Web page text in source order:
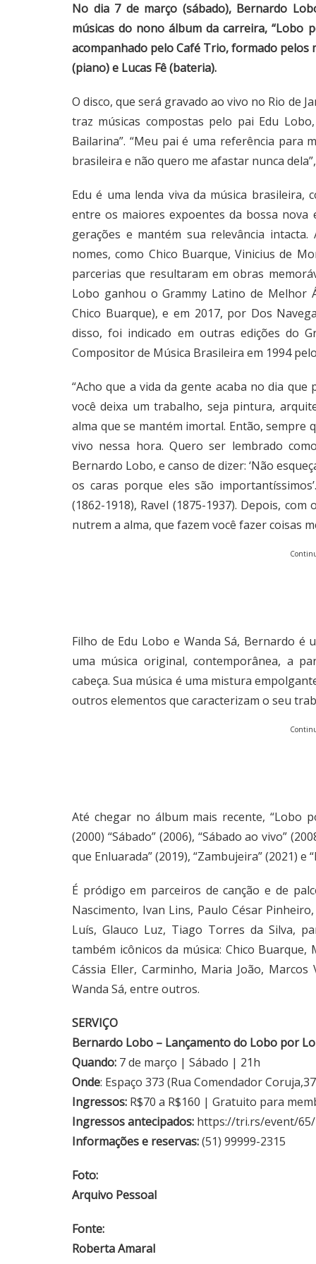
No dia 7 de março (sábado), Bernardo
músicas do nono álbum da carreira, “Lobo
acompanhado pelo Café Trio, formado pelos
(piano) e Lucas Fê (bateria).
O disco, que será gravado ao vivo no Rio de
traz músicas compostas pelo pai Edu Lobo,
Bailarina”. “Meu pai é uma referência para
brasileira e não quero me afastar nunca
Edu é uma lenda viva da música brasileira,
entre os maiores expoentes da bossa nova
gerações e mantém sua relevância
nomes, como Chico Buarque, Vinicius de
parcerias que resultaram em obras
Lobo ganhou o Grammy Latino de Melhor
Chico Buarque), e em 2017, por Dos
disso, foi indicado em outras edições do
Compositor de Música Brasileira em 1994
“Acho que a vida da gente acaba no dia
você deixa um trabalho, seja pintura,
alma que se mantém imortal. Então, sempre
vivo nessa hora. Quero ser lembrado
Bernardo Lobo, e canso de dizer: ‘Não
os caras porque eles são
(1862-1918), Ravel (1875-1937). Depois,
nutrem a alma, que fazem você fazer coisas
Filho de Edu Lobo e Wanda Sá, Bernardo
uma música original, contemporânea, a
cabeça. Sua música é uma mistura
outros elementos que caracterizam o seu
Até chegar no álbum mais recente, “Lobo
(2000) “Sábado” (2006), “Sábado ao vivo”
que Enluarada” (2019), “Zambujeira” (2021) e
É pródigo em parceiros de canção e de
Nascimento, Ivan Lins, Paulo César
Luís, Glauco Luz, Tiago Torres da Silva,
também icônicos da música: Chico
Cássia Eller, Carminho, Maria João,
Wanda Sá, entre outros.
SERVIÇO
Bernardo Lobo – Lançamento do Lobo por
Quando: 7 de março | Sábado | 21h
Onde: Espaço 373 (Rua Comendador
Ingressos: R$70 a R$160 | Gratuito para
Ingressos antecipados: https://tri.rs/event/
Informações e reservas:(51) 99999-2315
Foto:
Arquivo Pessoal
Fonte:
Roberta Amaral